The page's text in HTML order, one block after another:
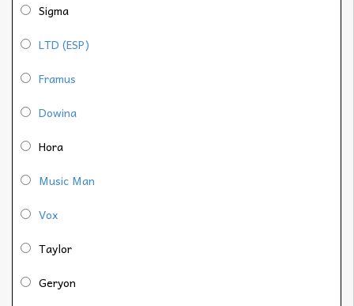
Sigma
LTD (ESP)
Framus
Dowina
Hora
Music Man
Vox
Taylor
Geryon